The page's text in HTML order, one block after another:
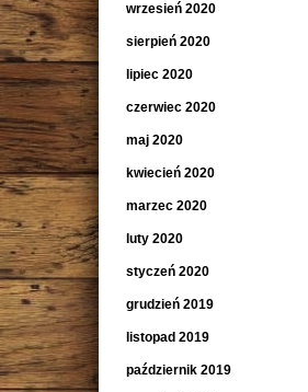
wrzesień 2020
sierpień 2020
lipiec 2020
czerwiec 2020
maj 2020
kwiecień 2020
marzec 2020
luty 2020
styczeń 2020
grudzień 2019
listopad 2019
październik 2019